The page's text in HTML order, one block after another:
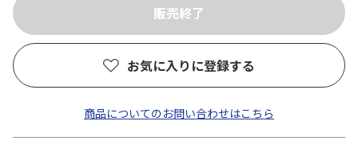
お気に入りに登録する
商品についてのお問い合わせはこちら